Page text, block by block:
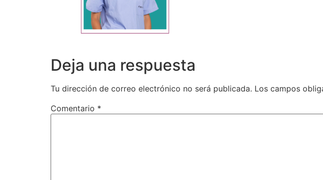
Deja una respuesta
Tu dirección de correo electrónico no será publicada. Los campos
Comentario *